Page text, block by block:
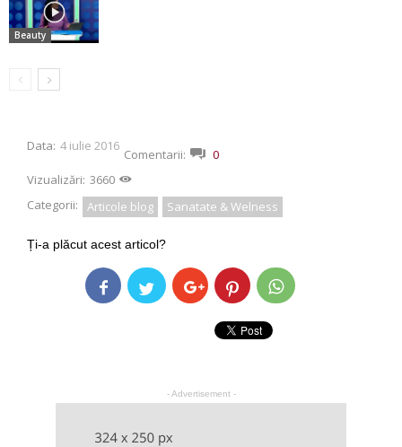
Beauty
Data: 4 iulie 2016
Comentarii:
0
Vizualizări: 3660
Categorii:
Articole blog Sanatate & Welness
Ți-a plăcut acest articol?
- Advertisement -